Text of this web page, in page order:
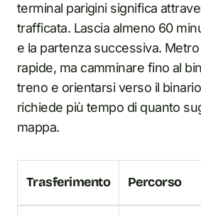
terminal parigini significa
trafficata. Lascia almeno 60
e la partenza successiva. Metro
rapide, ma camminare fino al
treno e orientarsi verso il
richiede più tempo di quanto
mappa.
Trasferimento Percorso